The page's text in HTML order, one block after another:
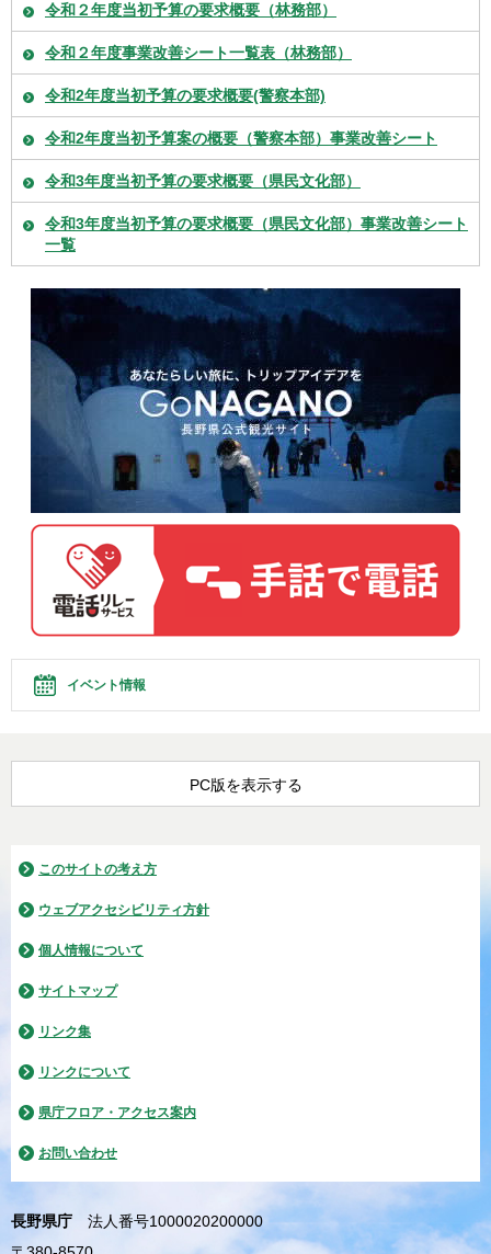
令和２年度当初予算の要求概要（林務部）
令和２年度事業改善シート一覧表（林務部）
令和2年度当初予算の要求概要(警察本部)
令和2年度当初予算案の概要（警察本部）事業改善シート
令和3年度当初予算の要求概要（県民文化部）
令和3年度当初予算の要求概要（県民文化部）事業改善シート
一覧
イベント情報
PC版を表示する
このサイトの考え方
ウェブアクセシビリティ方針
個人情報について
サイトマップ
リンク集
リンクについて
県庁フロア・アクセス案内
お問い合わせ
長野県庁
法人番号1000020200000